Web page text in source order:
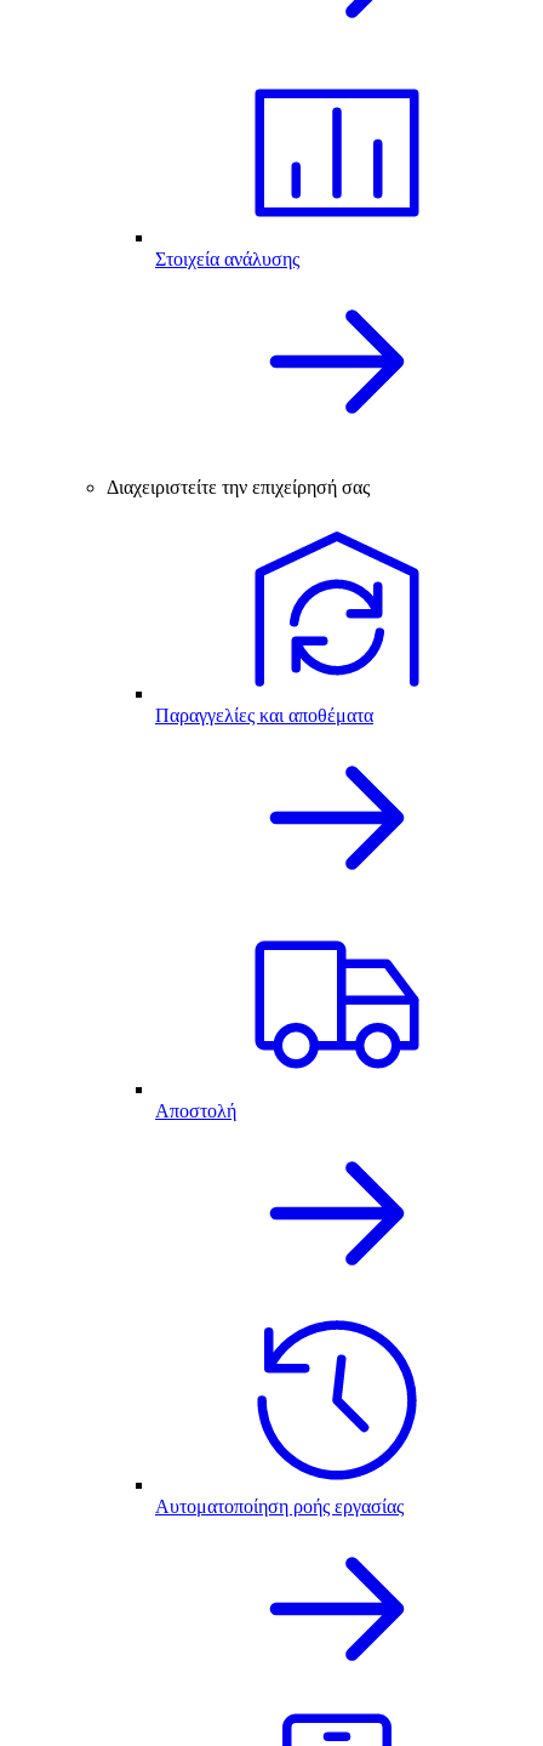
Στοιχεία ανάλυσης
Διαχειριστείτε την επιχείρησή σας
Παραγγελίες και αποθέματα
Αποστολή
Αυτοματοποίηση ροής εργασίας